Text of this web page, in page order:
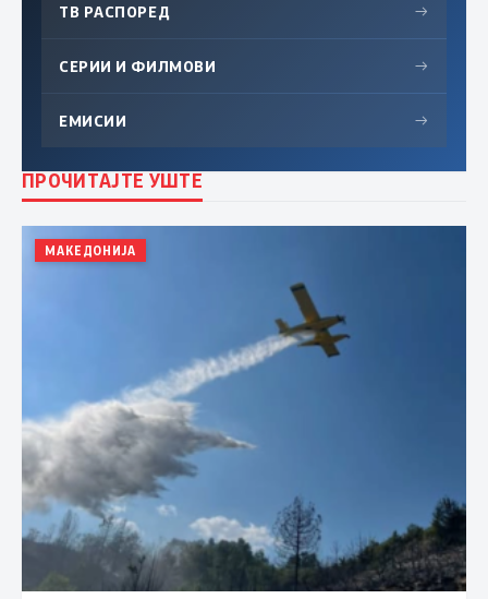
ТВ РАСПОРЕД →
СЕРИИ И ФИЛМОВИ →
ЕМИСИИ →
ПРОЧИТАЈТЕ УШТЕ
МАКЕДОНИЈА